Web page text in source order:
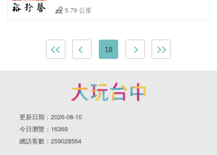
5.79 公里
18
更新日期：2026-08-10
今日瀏覽：16369
總訪客數：259028564